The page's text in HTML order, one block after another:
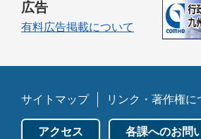
広告
有料広告掲載について
サイトマップ リンク・著作権に
アクセス 各課へのお問